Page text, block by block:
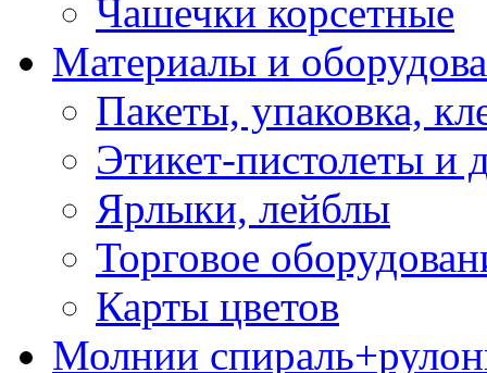
Чашечки корсетные
Материалы и
Пакеты, упаковка,
Этикет-пистолеты и
Ярлыки, лейблы
Торговое
Карты цветов
Молнии